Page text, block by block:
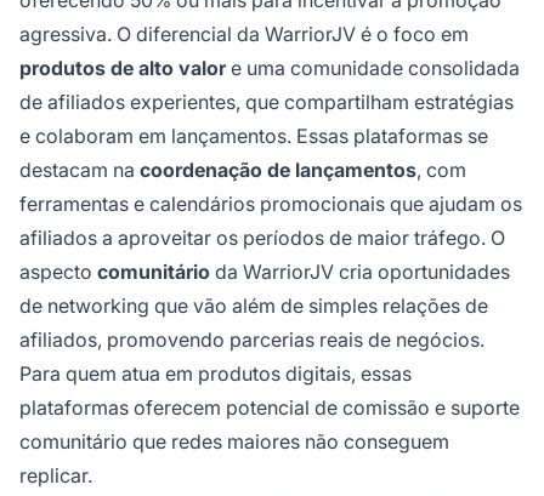
agressiva. O diferencial da WarriorJV é o foco em
produtos de alto valore uma comunidade consolidada
de afiliados experientes, que compartilham estratégias
e colaboram em lançamentos. Essas plataformas se
destacam na coordenação de lançamentos, com
ferramentas e calendários promocionais que ajudam os
afiliados a aproveitar os períodos de maior tráfego. O
aspecto comunitário da WarriorJV cria oportunidades
de networking que vão além de simples relações de
afiliados, promovendo parcerias reais de negócios.
Para quem atua em produtos digitais, essas
plataformas oferecem potencial de comissão e suporte
comunitário que redes maiores não conseguem
replicar.